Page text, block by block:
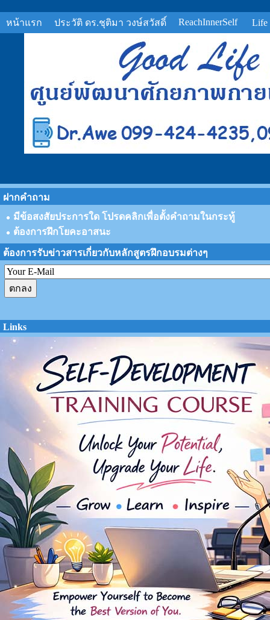
หน้าแรก ประวัติ ดร.ชุติมา วงษ์สวัสดิ์ ReachInnerSelf Life
ฝากคำถาม
มีข้อสงสัยประการใด โปรดคลิกเพื่อตั้งคำถามในกระทู้
ต้องการฝึกโยคะอาสนะ
ต้องการรับข่าวสารเกี่ยวกับหลักสูตรฝึกอบรมต่างๆ
Links